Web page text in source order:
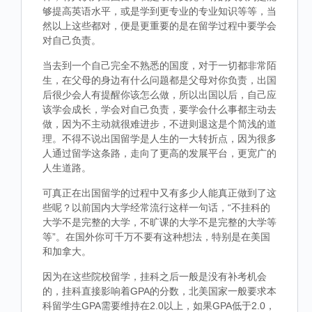
够提高英语水平，或是学到更专业的专业知识等等，当
然以上这些都对，便是更重要的是在留学过程中要学会
对自己负责。
当去到一个自己完全不熟悉的国度，对于一切都非常陌
生，在父母的身边有什么问题都是父母对你负责，出国
后很少会人有提醒你该怎么做，所以出国以后，自己应
该学会成长，学会对自己负责，要学会什么事都主动去
做，因为不主动就很难进步，不进则退这是个简浅的道
理。不得不说出国留学是人生的一大转折点，因为很多
人通过留学这条路，走向了更高的发展平台，更宽广的
人生道路。
可真正在出国留学的过程中又有多少人能真正做到了这
些呢？以前国内大学经常流行这样一句话，“不挂科的
大学不是完整的大学，不旷课的大学不是完整的大学等
等”。在国外你可千万不要有这种想法，特别是在美国
和加拿大。
因为在这些院校留学，挂科之后一般是没有补考机会
的，挂科直接影响着GPA的分数，北美国家一般要求本
科留学生GPA需要维持在2.0以上，如果GPA低于2.0，